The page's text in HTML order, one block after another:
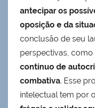
antecipar os
oposição e da
conclusão de seu
perspectivas, como
contínuo de
combativa. Esse
intelectual tem por